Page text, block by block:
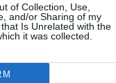
of Collection, Use,
and/or Sharing of my
Is Unrelated with the
it was collected.
φούρνου είναι